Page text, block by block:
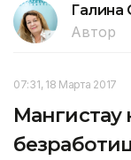
Галина
Автор
07:31, 18 Марта 2017
Мангистау